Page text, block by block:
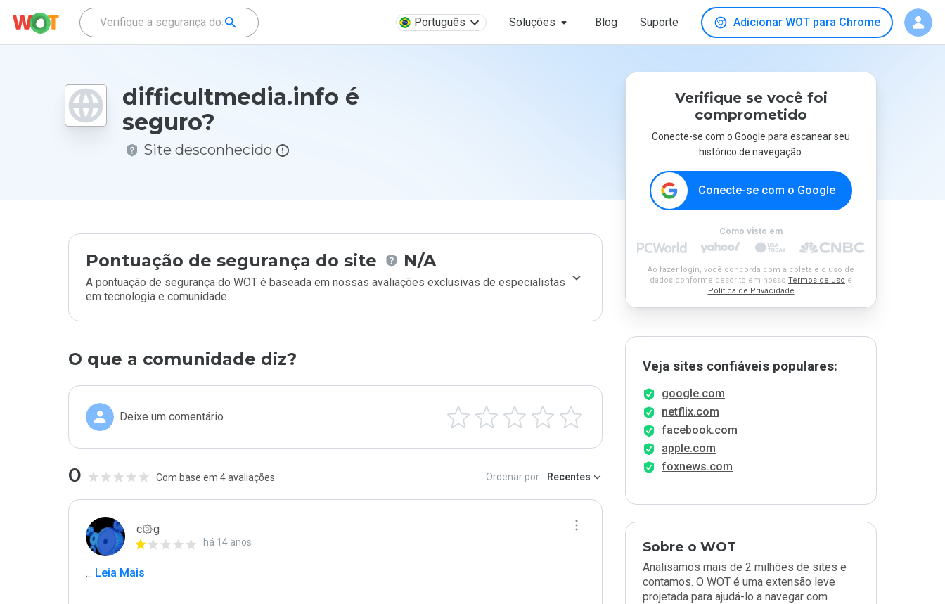
Português Soluções Blog Suporte Adicionar WOT para Chrome
difficultmedia.info é
seguro?
Site desconhecido
Pontuação de segurança do site N/A
A pontuação de segurança do WOT é baseada em nossas avaliações exclusivas de especialistas
em tecnologia e comunidade.
O que a comunidade diz?
Deixe um comentário
0 Com base em 4 avaliações Ordenar por: Recentes
c۞g
há 14 anos
... Leia Mais
Verifique se você foi
comprometido
Conecte-se com o Google para escanear seu
histórico de navegação.
Conecte-se com o Google
Como visto em
Ao fazer login, você concorda com a coleta e o uso de
dados conforme descrito em nosso Termos de uso e
Política de Privacidade
Veja sites confiáveis populares:
google.com
netflix.com
facebook.com
apple.com
foxnews.com
Sobre o WOT
Analisamos mais de 2 milhões de sites e
contamos. O WOT é uma extensão leve
projetada para ajudá-lo a navegar com